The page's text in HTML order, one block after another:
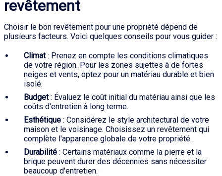
revêtement
Choisir le bon revêtement pour une propriété dépend de
plusieurs facteurs. Voici quelques conseils pour vous guider :
Climat: Prenez en compte les conditions climatiques
de votre région. Pour les zones sujettes à de fortes
neiges et vents, optez pour un matériau durable et bien
isolé.
Budget: Évaluez le coût initial du matériau ainsi que les
coûts d'entretien à long terme.
Esthétique : Considérez le style architectural de votre
maison et le voisinage. Choisissez un revêtement qui
complète l'apparence globale de votre propriété.
Durabilité : Certains matériaux comme la pierre et la
brique peuvent durer des décennies sans nécessiter
beaucoup d'entretien.